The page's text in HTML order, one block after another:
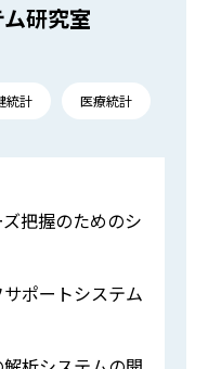
研究室
統計 医療統計
把握のためのシ
ポートシステム